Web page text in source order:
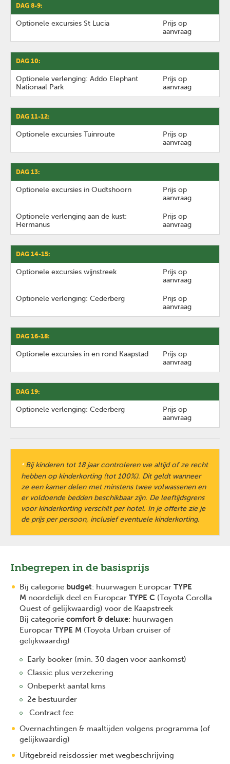
DAG 8-9:
Optionele excursies St Lucia
Prijs op
aanvraag
DAG 10:
Optionele verlenging: Addo Elephant
Nationaal Park
Prijs op
aanvraag
DAG 11-12:
Optionele excursies Tuinroute
Prijs op
aanvraag
DAG 13:
Optionele excursies in Oudtshoorn
Prijs op
aanvraag
Optionele verlenging aan de kust:
Hermanus
Prijs op
aanvraag
DAG 14-15:
Optionele excursies wijnstreek
Prijs op
aanvraag
Optionele verlenging: Cederberg
Prijs op
aanvraag
DAG 16-18:
Optionele excursies in en rond Kaapstad
Prijs op
aanvraag
DAG 19:
Optionele verlenging: Cederberg
Prijs op
aanvraag
*Bij kinderen tot 18 jaar controleren we altijd of ze recht
hebben op kinderkorting (tot 100%). Dit geldt wanneer
ze een kamer delen met minstens twee volwassenen en
er voldoende bedden beschikbaar zijn. De leeftijdsgrens
voor kinderkorting verschilt per hotel. In je offerte zie je
de prijs per persoon, inclusief eventuele kinderkorting.
Inbegrepen in de basisprijs
Bij categorie budget: huurwagen Europcar TYPE
M noordelijk deel en Europcar TYPE C (Toyota Corolla
Quest of gelijkwaardig) voor de Kaapstreek
Bij categorie comfort & deluxe: huurwagen
Europcar TYPE M (Toyota Urban cruiser of
gelijkwaardig)
Early booker (min. 30 dagen voor aankomst)
Classic plus verzekering
Onbeperkt aantal kms
2e bestuurder
Contract fee
Overnachtingen & maaltijden volgens programma (of
gelijkwaardig)
Uitgebreid reisdossier met wegbeschrijving